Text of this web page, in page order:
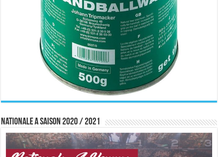
Nationale A saison 2020 / 2021